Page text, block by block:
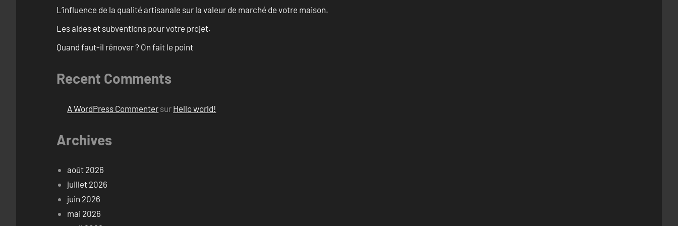
L’influence de la qualité artisanale sur la valeur de marché de votre maison.
Les aides et subventions pour votre projet.
Quand faut-il rénover ? On fait le point
Recent Comments
A WordPress Commenter sur Hello world!
Archives
août 2026
juillet 2026
juin 2026
mai 2026